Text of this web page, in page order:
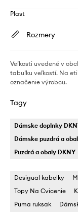
Plast
Rozmery
Veľkosti uvedené v
tabuľku veľkostí. Na
označenie výrobcu.
Tagy
Dámske doplnky
Dámske puzdrá a
Puzdrá a obaly DKNY
Desigual kabelky
Topy Na Cvicenie
Puma ruksak